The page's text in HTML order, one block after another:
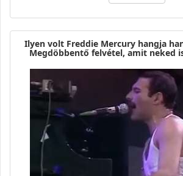
Ilyen volt Freddie Mercury hangja
Megdöbbentő felvétel, amit neked